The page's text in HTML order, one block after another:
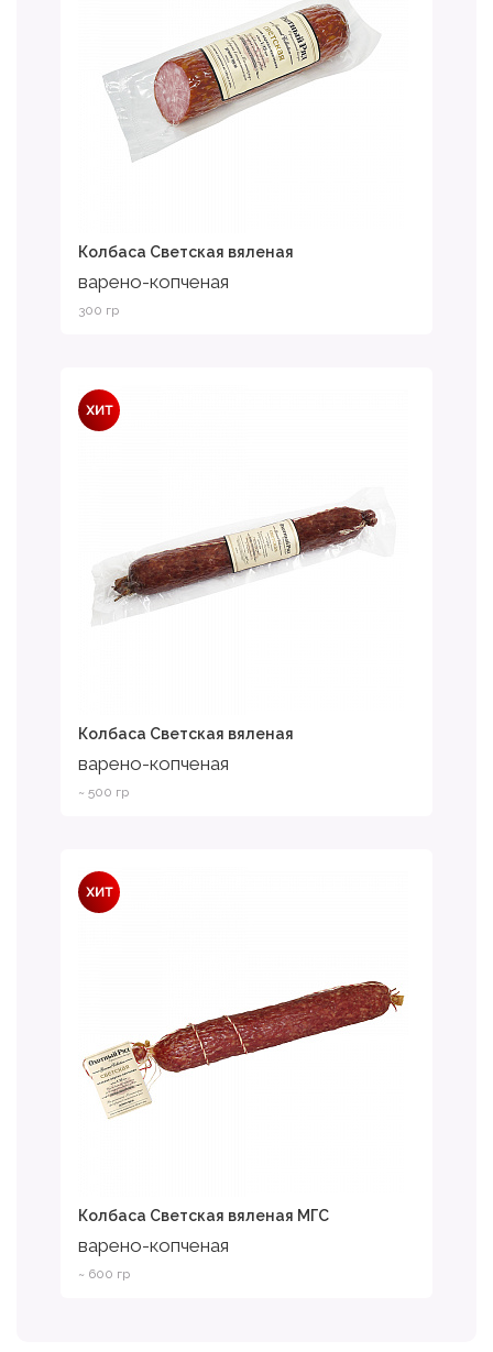
Колбаса Светская вяленая
варено-копченая
300 гр
Колбаса Светская вяленая
варено-копченая
~ 500 гр
Колбаса Светская вяленая МГС
варено-копченая
~ 600 гр